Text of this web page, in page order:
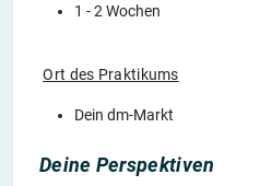
1 - 2 Wochen
Ort des Praktikums
Dein dm-Markt
Deine Perspektiven